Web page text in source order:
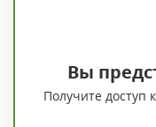
Вы
Получите